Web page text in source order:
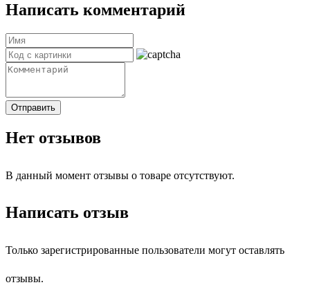
Написать комментарий
Отправить
Нет отзывов
В данный момент отзывы о товаре отсутствуют.
Написать отзыв
Только зарегистрированные пользователи могут оставлять
отзывы.